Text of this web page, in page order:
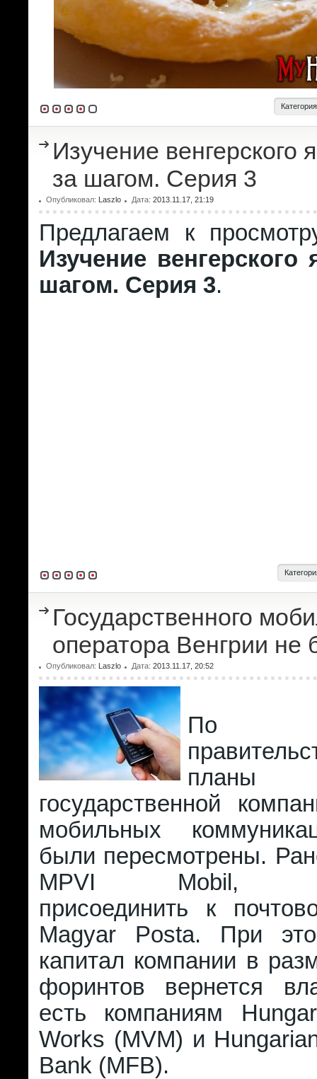
Изучение венгерского
за шагом. Серия 3
Опубликовал: Laszlo Дата: 2013.11.17, 21:19
Предлагаем к
Изучение венгерского
шагом. Серия 3.
Государственного
оператора Венгрии не
Опубликовал: Laszlo Дата: 2013.11.17, 20:52
По
планы
государственной
мобильных
были пересмотрены.
MPVI Mobil,
присоединить к
Magyar Posta. При
капитал компании в
форинтов вернется
есть компаниям
Works (MVM) и
Bank (MFB).